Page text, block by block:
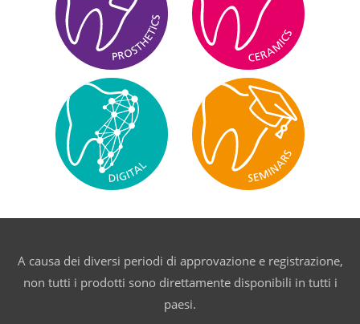
A causa dei diversi periodi di approvazione e registrazione,
non tutti i prodotti sono direttamente disponibili in tutti i
paesi.